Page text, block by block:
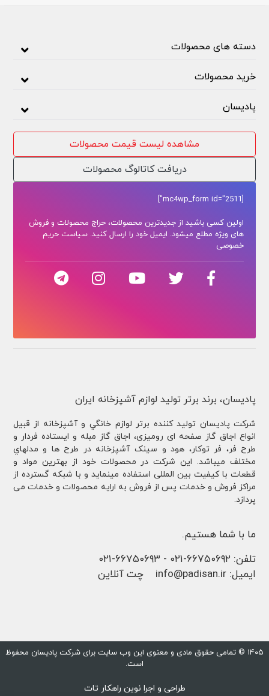
دسته های محصولات
خرید محصولات
پادیسان
مشاهده لیست قیمت محصولات
دریافت کاتالوگ محصولات
[mc4wp_form id="2511"]
اولین کسی باشید از جدیدترین محصولات، حراج محصولات و فروش
های ویژه مطلع میشود. ایمیل خود را ارسال کنید. سیاست حریم
خصوصی
پادیسان، برند برتر تولید لوازم آشپزخانه ایران
شركت پادیسان توليد کننده برتر لوازم خانگي و آشپزخانه از قبيل
انواع اجاق گاز صفحه ای رومیزی، اجاق گاز مبله و ایستاده فردار و
طرح فر، فر توكار، هود و سینک آشپزخانه در طرح ها و مدلهاي
مختلف ميباشد. این شرکت در محصولات خود از بهترین مواد و
قطعات با کیفیت بین المللی استفاده مینماید و با شبکه گسترده از
مراکز فروش و خدمات پس از فروش به ارایه محصولات و خدمات می
پردازد.
ما با شما هستیم.
تلفن: ۶۶۷۵۰۶۹۲-۰۲۱ - ۶۶۷۵۰۶۹۳-۰۲۱
ایمیل: info@padisan.ir چت آنلاین
۱۴۰۵ © تمامی حقوق مادی و معنوی این وب سایت برای شرکت پادیسان محفوظ
است.
طراحی و اجرا نوین راهکار تات